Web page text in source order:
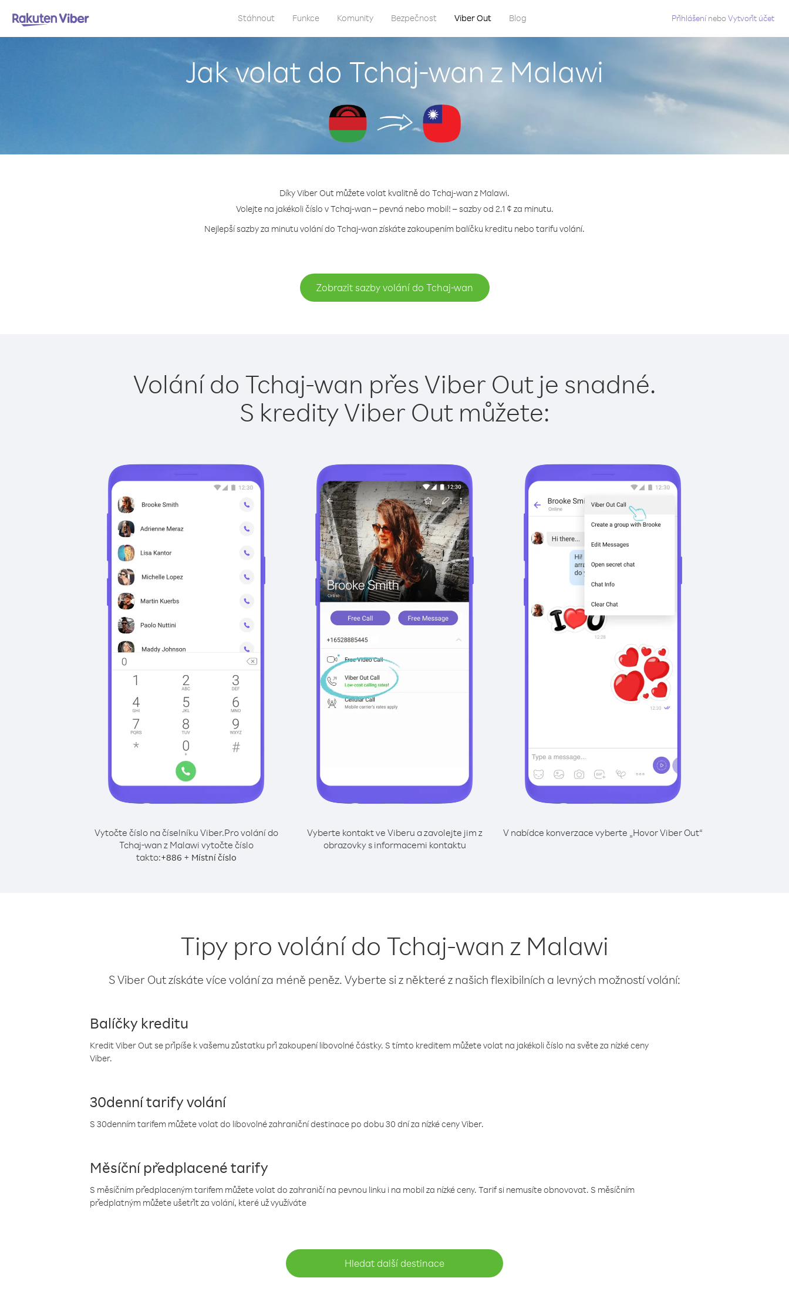
Stáhnout Funkce Komunity Bezpečnost Viber Out Blog Přihlášení neboVytvořit účet
Jak volat do Tchaj-wan z Malawi
Díky Viber Out můžete volat kvalitně do Tchaj-wan z Malawi.
Volejte na jakékoli číslo v Tchaj-wan – pevná nebo mobil! – sazby od 2.1 ¢ za minutu.
Nejlepší sazby za minutu volání do Tchaj-wan získáte zakoupením balíčku kreditu nebo tarifu volání.
Zobrazit sazby volání do Tchaj-wan
Volání do Tchaj-wan přes Viber Out je snadné.
S kredity Viber Out můžete:
Vytočte číslo na číselníku Viber.Pro volání do
Tchaj-wan z Malawi vytočte číslo
takto:+886 + Místní číslo
Vyberte kontakt ve Viberu a zavolejte jim z
obrazovky s informacemi kontaktu
V nabídce konverzace vyberte „Hovor Viber Out“
Tipy pro volání do Tchaj-wan z Malawi
S Viber Out získáte více volání za méně peněz. Vyberte si z některé z našich flexibilních a levných možností volání:
Balíčky kreditu
Kredit Viber Out se připíše k vašemu zůstatku při zakoupení libovolné částky. S tímto kreditem můžete volat na jakékoli číslo na světe za nízké ceny
Viber.
30denní tarify volání
S 30denním tarifem můžete volat do libovolné zahraniční destinace po dobu 30 dní za nízké ceny Viber.
Měsíční předplacené tarify
S měsíčním předplaceným tarifem můžete volat do zahraničí na pevnou linku i na mobil za nízké ceny. Tarif si nemusíte obnovovat. S měsíčním
předplatným můžete ušetřit za volání, které už využíváte
Hledat další destinace